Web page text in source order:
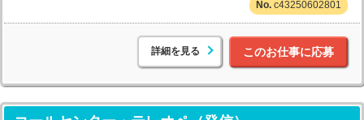
c43250602801
詳細を見る このお仕事に応募